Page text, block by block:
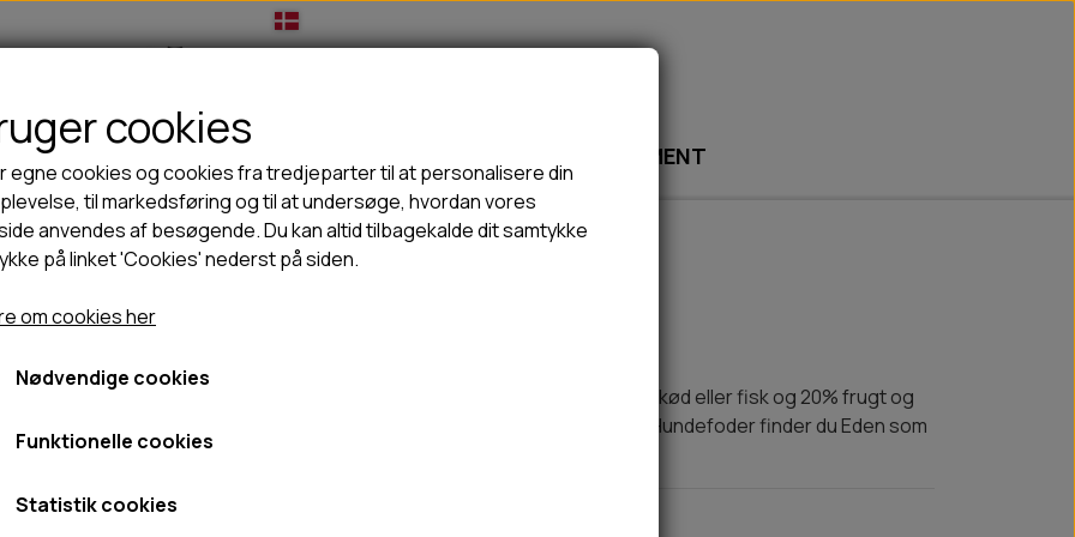
🦺 HALSBÅND, LINER & SELER
HALSBÅND
LYGTER
🦴 GODBIDDER & SNACKS
HVALPE LEGETØJ
FLÅTER & LOPPER
BANDAGE
HUNDEEJER ABONNEMENT
til din hund. Alle Edens opskrifter bygger på 80/20-princippet med 80% kød eller fisk og 20% frugt og
og biologisk korrekt kost, der er skånsom mod følsomme maver. Hos BB Hundefoder finder du Eden som
hunde.
cookies
egne cookies og cookies fra tredjeparter til at personalisere din
til markedsføring og til at undersøge, hvordan vores
anvendes af besøgende. Du kan altid tilbagekalde dit samtykke
på linket 'Cookies' nederst på siden.
om cookies her
Nødvendige cookies
Funktionelle cookies
Statistik cookies